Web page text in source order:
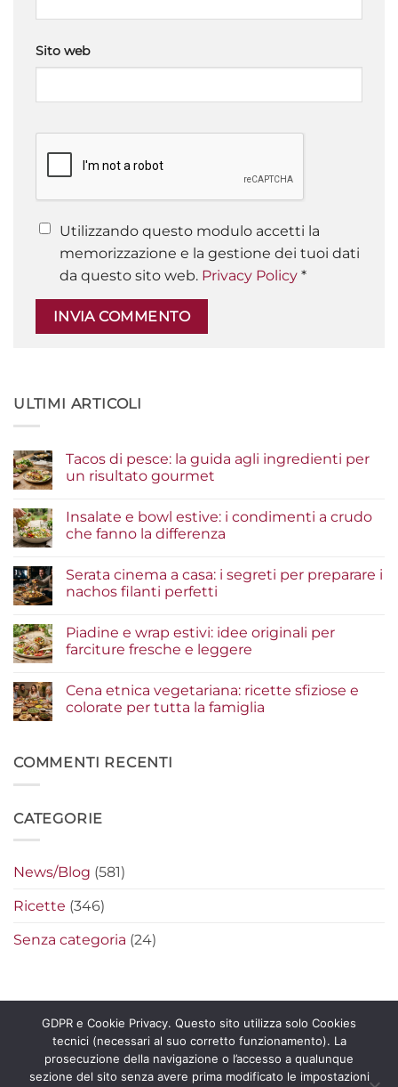
Sito web
Utilizzando questo modulo accetti la
memorizzazione e la gestione dei tuoi dati
da questo sito web. Privacy Policy *
ULTIMI ARTICOLI
Tacos di pesce: la guida agli ingredienti per
un risultato gourmet
su
Tacos
di
guida
agli
ingredienti
risultato
gourmet
Insalate e bowl estive: i condimenti a crudo
che fanno la differenza
su
Insalate
e
condimenti
a
fanno
la
differenza
Serata cinema a casa: i segreti per preparare i
nachos filanti perfetti
su
Serata
cinema
i
segreti
per
filanti
perfetti
Piadine e wrap estivi: idee originali per
farciture fresche e leggere
su
Piadine
e
originali
per
leggere
Cena etnica vegetariana: ricette sfiziose e
colorate per tutta la famiglia
Cena
etnica
e
la
famiglia
COMMENTI RECENTI
CATEGORIE
News/Blog (581)
Ricette (346)
Senza categoria (24)
Copyright 2026 ©La Pecorella Distribuzione s.r.l. – P.IVA
11865601006 - Certificato e Politica Qualità
GDPR e Cookie Privacy. Questo sito utilizza solo Cookies
tecnici (necessari al suo corretto funzionamento). La
prosecuzione della navigazione o l’accesso a qualunque
sezione del sito senza avere prima modificato le impostazioni